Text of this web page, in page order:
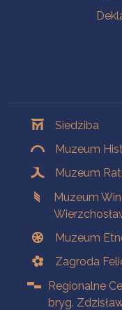
Siedziba
Muzeum
Muzeum
Muzeum
Muzeum
Zagroda
Regionalne
bryg.